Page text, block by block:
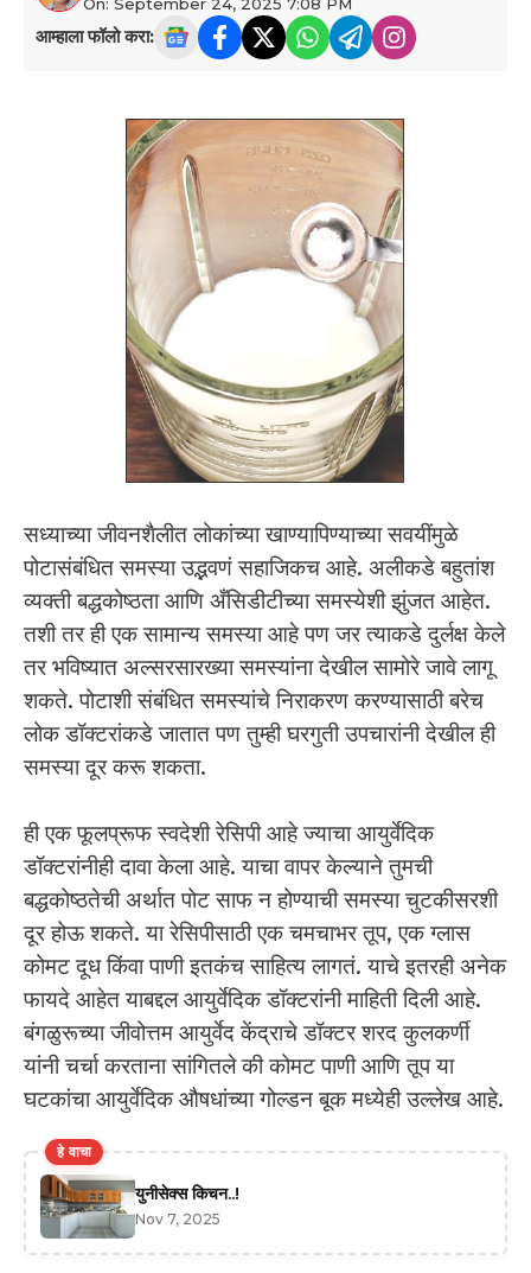
आम्हाला फॉलो करा:
सध्याच्या जीवनशैलीत लोकांच्या खाण्यापिण्याच्या सवयींमुळे
पोटासंबंधित समस्या उद्भवणं सहाजिकच आहे. अलीकडे बहुतांश
व्यक्ती बद्धकोष्ठता आणि अँसिडीटीच्या समस्येशी झुंजत आहेत.
तशी तर ही एक सामान्य समस्या आहे पण जर त्याकडे दुर्लक्ष केले
तर भविष्यात अल्सरसारख्या समस्यांना देखील सामोरे जावे लागू
शकते. पोटाशी संबंधित समस्यांचे निराकरण करण्यासाठी बरेच
लोक डॉक्टरांकडे जातात पण तुम्ही घरगुती उपचारांनी देखील ही
समस्या दूर करू शकता.
ही एक फूलप्रूफ स्वदेशी रेसिपी आहे ज्याचा आयुर्वेदिक
डॉक्टरांनीही दावा केला आहे. याचा वापर केल्याने तुमची
बद्धकोष्ठतेची अर्थात पोट साफ न होण्याची समस्या चुटकीसरशी
दूर होऊ शकते. या रेसिपीसाठी एक चमचाभर तूप, एक ग्लास
कोमट दूध किंवा पाणी इतकंच साहित्य लागतं. याचे इतरही अनेक
फायदे आहेत याबद्दल आयुर्वेदिक डॉक्टरांनी माहिती दिली आहे.
बंगळुरूच्या जीवोत्तम आयुर्वेद केंद्राचे डॉक्टर शरद कुलकर्णी
यांनी चर्चा करताना सांगितले की कोमट पाणी आणि तूप या
घटकांचा आयुर्वेदिक औषधांच्या गोल्डन बूक मध्येही उल्लेख आहे.
हे वाचा
युनीसेक्स किचन..!
Nov 7, 2025